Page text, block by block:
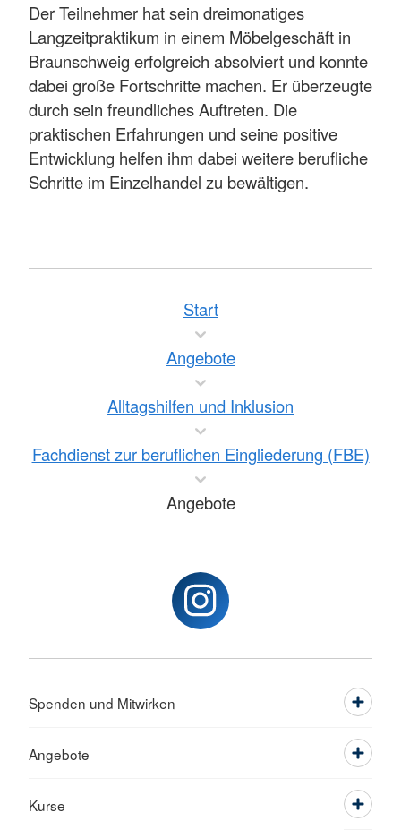
Der Teilnehmer hat sein dreimonatiges
Langzeitpraktikum in einem Möbelgeschäft in
Braunschweig erfolgreich absolviert und konnte
dabei große Fortschritte machen. Er überzeugte
durch sein freundliches Auftreten. Die
praktischen Erfahrungen und seine positive
Entwicklung helfen ihm dabei weitere berufliche
Schritte im Einzelhandel zu bewältigen.
Start
Angebote
Alltagshilfen und Inklusion
Fachdienst zur beruflichen Eingliederung (FBE)
Angebote
Spenden und Mitwirken
Angebote
Kurse